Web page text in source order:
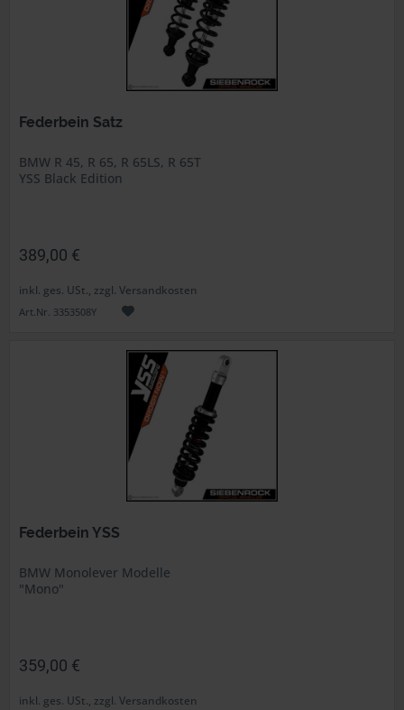
Federbein Satz
BMW R 45, R 65, R 65LS, R 65T
YSS Black Edition
389,00 €
inkl. ges. USt., zzgl. Versandkosten
Art.Nr. 3353508Y
Federbein YSS
BMW Monolever Modelle
"Mono"
359,00 €
inkl. ges. USt., zzgl. Versandkosten